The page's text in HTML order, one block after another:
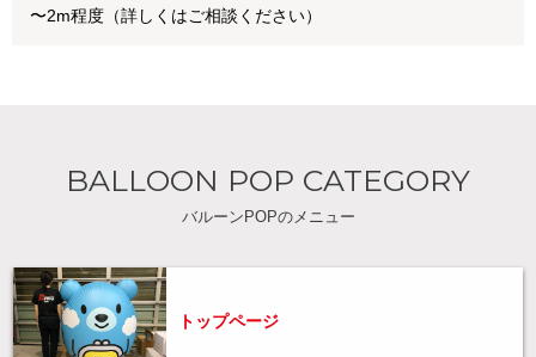
〜2m程度（詳しくはご相談ください）
BALLOON POP CATEGORY
バルーンPOPのメニュー
トップページ